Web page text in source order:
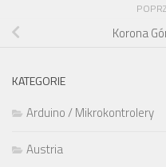
Korona
KATEGORIE
Arduino / Mikrokontrolery
Austria